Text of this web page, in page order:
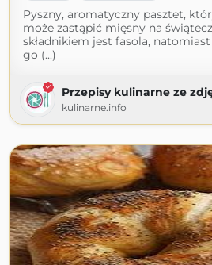
Pyszny, aromatyczny pasztet,
może zastąpić mięsny na
składnikiem jest fasola,
go (...)
Przepisy kulinarne ze
kulinarne.info